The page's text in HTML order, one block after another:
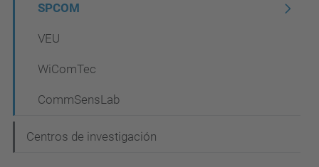
SPCOM
VEU
WiComTec
CommSensLab
Centros de investigación